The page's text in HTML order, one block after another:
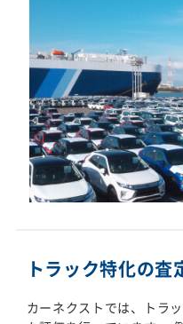
トラック特化の
カーネクストでは、トラ